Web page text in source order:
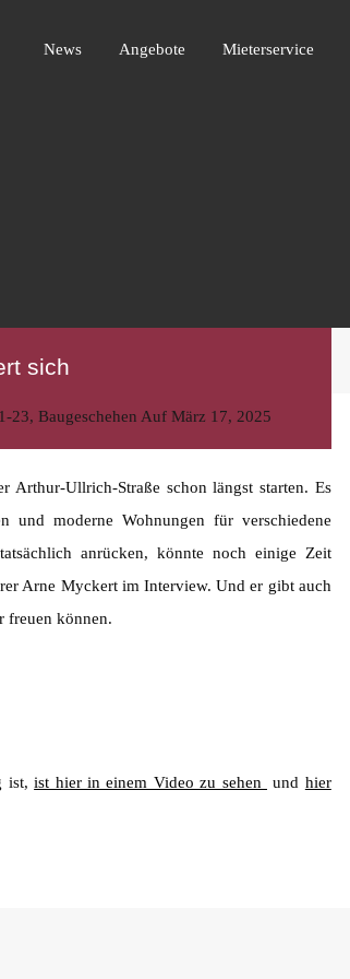
Angebote Mieterservice
News Angebote Mieterservice
sich
23, Baugeschehen Auf März 17, 2025
Arthur-Ullrich-Straße schon längst starten. Es
und moderne Wohnungen für verschiedene
anrücken, könnte noch einige Zeit
Arne Myckert im Interview. Und er gibt auch
freuen können.
ist,ist hier in einem Video zu sehen und hier